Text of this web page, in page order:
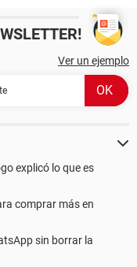
Ver un ejemplo
explicó lo que es
comprar más en
sin borrar la